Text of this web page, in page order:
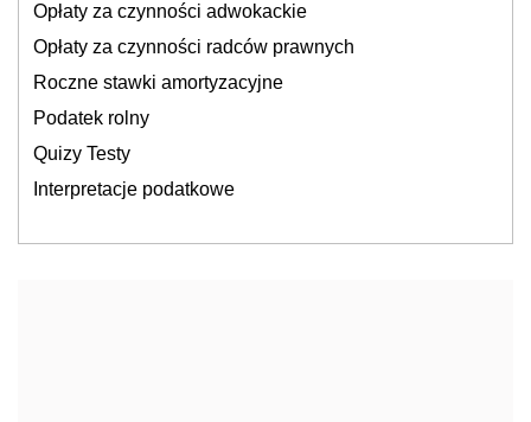
Opłaty za czynności adwokackie
Opłaty za czynności radców prawnych
Roczne stawki amortyzacyjne
Podatek rolny
Quizy Testy
Interpretacje podatkowe